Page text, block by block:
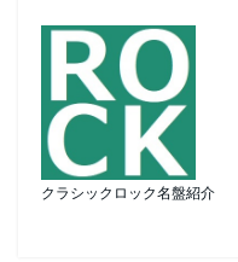
クラシックロック名盤紹介